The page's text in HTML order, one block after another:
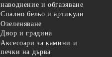
наводнение и обгазяване
Спално бельо и артикули
Озеленяване
Двор и градина
Аксесоари за камини и
печки на дърва